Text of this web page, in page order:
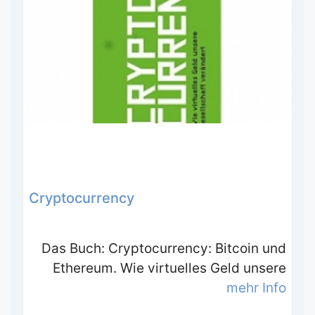
Cryptocurrency
Das Buch: Cryptocurrency: Bitcoin und
Ethereum. Wie virtuelles Geld unsere
mehr Info